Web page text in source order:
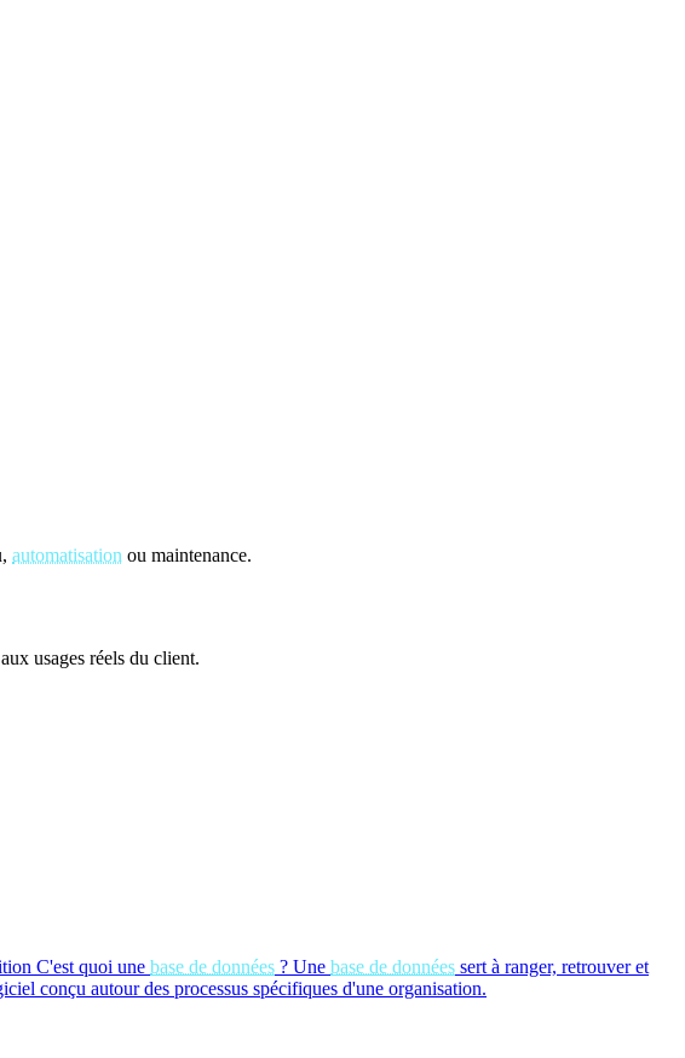
automatisation ou maintenance.
usages réels du client.
C'est quoi une base de données ? Une base de données sert à ranger, retrouver et
conçu autour des processus spécifiques d'une organisation.